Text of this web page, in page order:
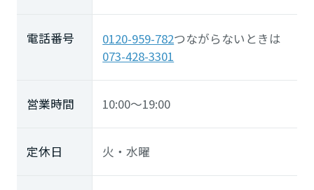
電話番号 0120-959-782つながらないときは
073-428-3301
営業時間 10:00～19:00
定休日 火・水曜